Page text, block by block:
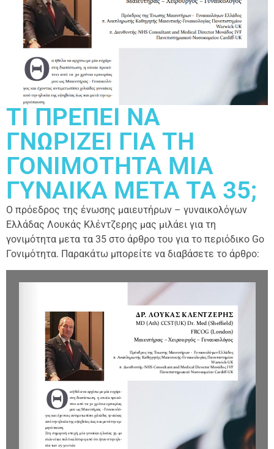
ΤΙ ΠΡΕΠΕΙ ΝΑ
ΓΝΩΡΙΖΕΙ ΓΙΑ ΤΗ
ΓΟΝΙΜΟΤΗΤΑ ΜΙΑ
ΓΥΝΑΙΚΑ ΜΕΤΑ ΤΑ 35;
Ο πρόεδρος της ένωσης μαιευτήρων – γυναικολόγων
Ελλάδας Λουκάς Κλέντζερης μας μιλάει για τη
γονιμότητα μετα τα 35 στο άρθρο του για το περιόδικο Go
Γονιμότητα. Παρακάτω μπορείτε να διαβάσετε το άρθρο: